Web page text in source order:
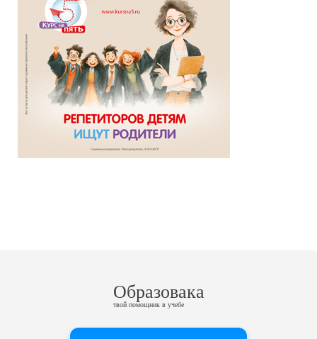
Образовака
твой помощник в учебе